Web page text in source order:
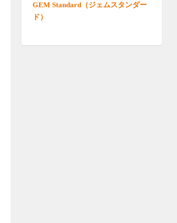
GEM Standard（ジェムスタンダー
ド）